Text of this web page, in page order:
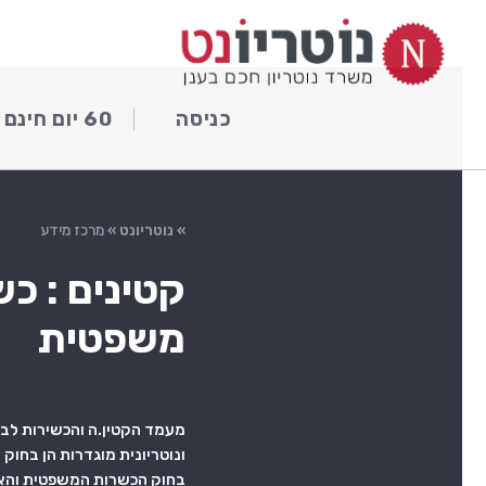
כניסה 60 יום חינם
» נוטריונט »מרכז מידע
קטינים :
משפטית
מעמד הקטין.ה והכשירות
ונוטריונית מוגדרות הן
בחוק הכשרות המשפטית